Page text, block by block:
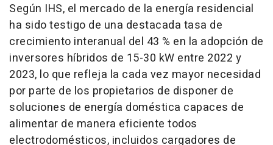
Según IHS, el mercado de la energía residencial
ha sido testigo de una destacada tasa de
crecimiento interanual del 43 % en la adopción de
inversores híbridos de 15-30 kW entre 2022 y
2023, lo que refleja la cada vez mayor necesidad
por parte de los propietarios de disponer de
soluciones de energía doméstica capaces de
alimentar de manera eficiente todos
electrodomésticos, incluidos cargadores de